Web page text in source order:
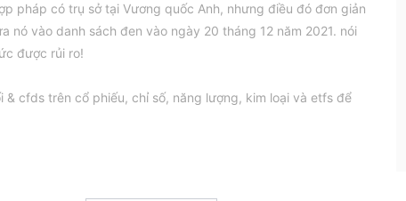
pháp có trụ sở tại Vương quốc Anh, nhưng điều đó đơn giản
vào danh sách đen vào ngày 20 tháng 12 năm 2021. nói
được rủi ro!
& cfds trên cổ phiếu, chỉ số, năng lượng, kim loại và etfs để